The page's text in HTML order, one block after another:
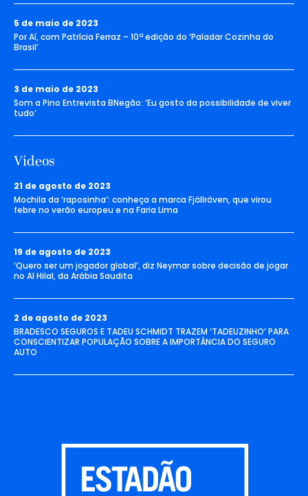
5 de maio de 2023
Por Aí, com Patrícia Ferraz – 10ª edição do ‘Paladar Cozinha do
Brasil’
3 de maio de 2023
Som a Pino Entrevista BNegão: ‘Eu gosto da possibilidade de viver
tudo’
Vídeos
21 de agosto de 2023
Mochila da ‘raposinha’: conheça a marca Fjällräven, que virou
febre no verão europeu e na Faria Lima
19 de agosto de 2023
‘Quero ser um jogador global’, diz Neymar sobre decisão de jogar
no Al Hilal, da Arábia Saudita
2 de agosto de 2023
BRADESCO SEGUROS E TADEU SCHMIDT TRAZEM ‘TADEUZINHO’ PARA
CONSCIENTIZAR POPULAÇÃO SOBRE A IMPORTÂNCIA DO SEGURO
AUTO